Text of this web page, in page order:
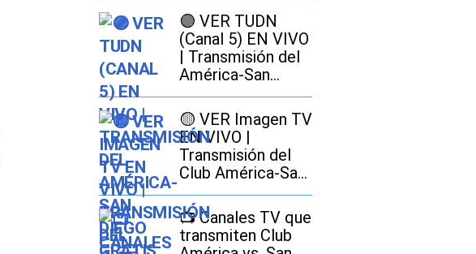
🟣 VER TUDN
(Canal 5) EN VIVO
| Transmisión del
América-San
Diego GRATIS por
señal abierta
🟡 VER Imagen TV
EN VIVO |
Transmisión del
Club América-San
Diego FC GRATIS
por señal abierta
📺 Canales TV que
transmiten Club